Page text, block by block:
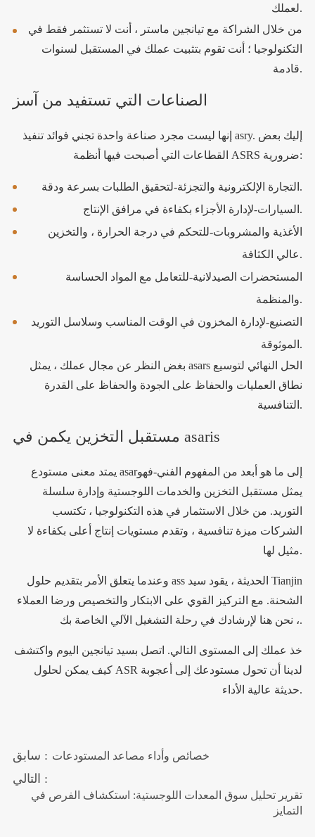
لعملك.
من خلال الشراكة مع تيانجين ماستر ، أنت لا تستثمر فقط في
التكنولوجيا ؛ أنت تقوم بتثبيت عملك في المستقبل لسنوات
قادمة.
الصناعات التي تستفيد من آسز
إنها ليست مجرد صناعة واحدة تجني فوائد تنفيذ asry. إليك بعض
القطاعات التي أصبحت فيها أنظمة ASRS ضرورية:
التجارة الإلكترونية والتجزئة-لتحقيق الطلبات بسرعة ودقة.
السيارات-لإدارة الأجزاء بكفاءة في مرافق الإنتاج.
الأغذية والمشروبات-للتحكم في درجة الحرارة ، والتخزين
عالي الكثافة.
المستحضرات الصيدلانية-للتعامل مع المواد الحساسة
والمنظمة.
التصنيع-لإدارة المخزون في الوقت المناسب وسلاسل التوريد
الموثوقة.
بغض النظر عن مجال عملك ، يمثل asars الحل النهائي لتوسيع
نطاق العمليات والحفاظ على الجودة والحفاظ على القدرة
التنافسية.
مستقبل التخزين يكمن في asaris
يمتد معنى مستودع asarإلى ما هو أبعد من المفهوم الفني-فهو
يمثل مستقبل التخزين والخدمات اللوجستية وإدارة سلسلة
التوريد. من خلال الاستثمار في هذه التكنولوجيا ، تكتسب
الشركات ميزة تنافسية ، وتقدم مستويات إنتاج أعلى بكفاءة لا
مثيل لها.
وعندما يتعلق الأمر بتقديم حلول ass الحديثة ، يقود سيد Tianjin
الشحنة. مع التركيز القوي على الابتكار والتخصيص ورضا العملاء
، نحن هنا لإرشادك في رحلة التشغيل الآلي الخاصة بك.
خذ عملك إلى المستوى التالي. اتصل بسيد تيانجين اليوم واكتشف
كيف يمكن لحلول ASR لدينا أن تحول مستودعك إلى أعجوبة
حديثة عالية الأداء.
سابق : خصائص وأداء مصاعد المستودعات
التالي :
تقرير تحليل سوق المعدات اللوجستية: استكشاف الفرص في
التمايز